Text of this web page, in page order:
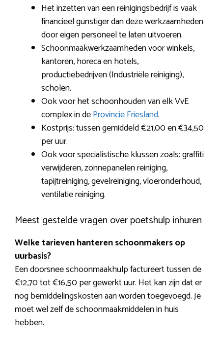
Het inzetten van een reinigingsbedrijf is vaak
financieel gunstiger dan deze werkzaamheden
door eigen personeel te laten uitvoeren.
Schoonmaakwerkzaamheden voor winkels,
kantoren, horeca en hotels,
productiebedrijven (Industriële reiniging),
scholen.
Ook voor het schoonhouden van elk VvE
complex in deProvincie Friesland.
Kostprijs: tussen gemiddeld €21,00 en €34,50
per uur.
Ook voor specialistische klussen zoals: graffiti
verwijderen, zonnepanelen reiniging,
tapijtreiniging, gevelreiniging, vloeronderhoud,
ventilatie reiniging.
Meest gestelde vragen over poetshulp inhuren
Welke tarieven hanteren schoonmakers op
uurbasis?
Een doorsnee schoonmaakhulp factureert tussen de
€12,70 tot €16,50 per gewerkt uur. Het kan zijn dat er
nog bemiddelingskosten aan worden toegevoegd. Je
moet wel zelf de schoonmaakmiddelen in huis
hebben.